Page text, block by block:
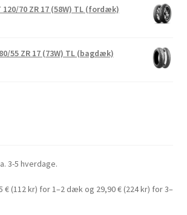
120/70 ZR 17 (58W) TL (fordæk)
55 ZR 17 (73W) TL (bagdæk)
3-5 hverdage.
€ (112 kr) for 1–2 dæk og 29,90 € (224 kr) for 3–